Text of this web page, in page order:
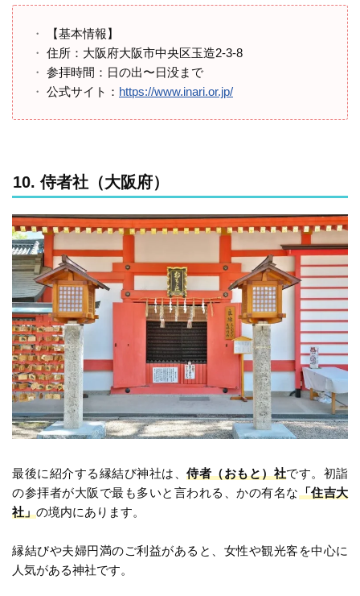
【基本情報】
住所：大阪府大阪市中央区玉造2-3-8
参拝時間：日の出〜日没まで
公式サイト： https://www.inari.or.jp/
10. 侍者社（大阪府）
最後に紹介する縁結び神社は、 侍者（おもと）社です。初詣
の参拝者が大阪で最も多いと言われる、かの有名な「住吉大
社」の境内にあります。
縁結びや夫婦円満のご利益があると、女性や観光客を中心に
人気がある神社です。